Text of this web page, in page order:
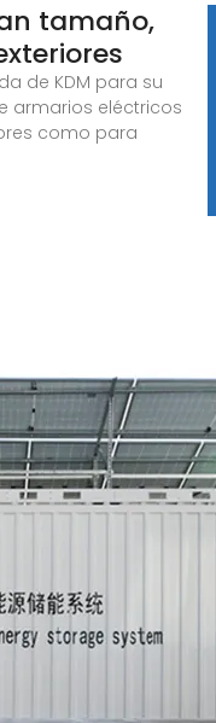
tamaño,
de KDM para su
armarios eléctricos
como para